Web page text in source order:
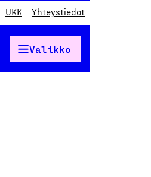
UKK Yhteystiedot
Valikko